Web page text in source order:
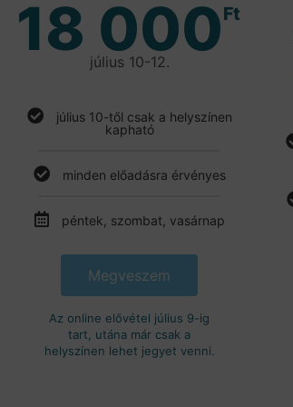
18 000Ft
július 10-12.
július 10-től csak a helyszínen
kapható
minden előadásra érvényes
péntek, szombat, vasárnap
Megveszem
Az online elővétel július 9-ig
tart, utána már csak a
helyszínen lehet jegyet venni.